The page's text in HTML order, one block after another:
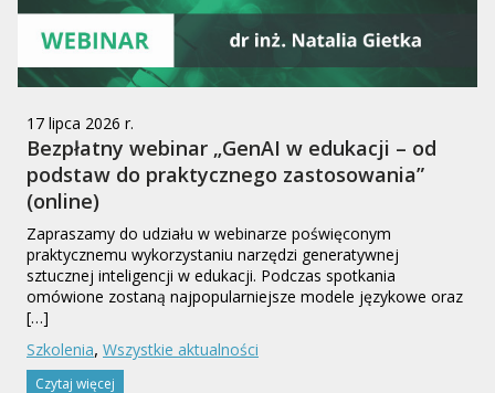
17 lipca 2026 r.
Bezpłatny webinar „GenAI w edukacji – od
podstaw do praktycznego zastosowania”
(online)
Zapraszamy do udziału w webinarze poświęconym
praktycznemu wykorzystaniu narzędzi generatywnej
sztucznej inteligencji w edukacji. Podczas spotkania
omówione zostaną najpopularniejsze modele językowe oraz
[…]
Szkolenia, Wszystkie aktualności
Czytaj więcej